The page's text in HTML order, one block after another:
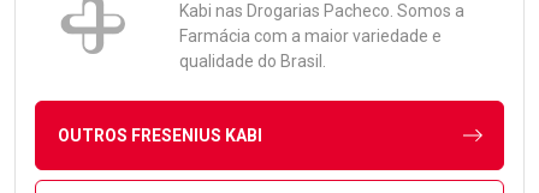
Kabi nas Drogarias Pacheco. Somos a
Farmácia com a maior variedade e
qualidade do Brasil.
OUTROS FRESENIUS KABI